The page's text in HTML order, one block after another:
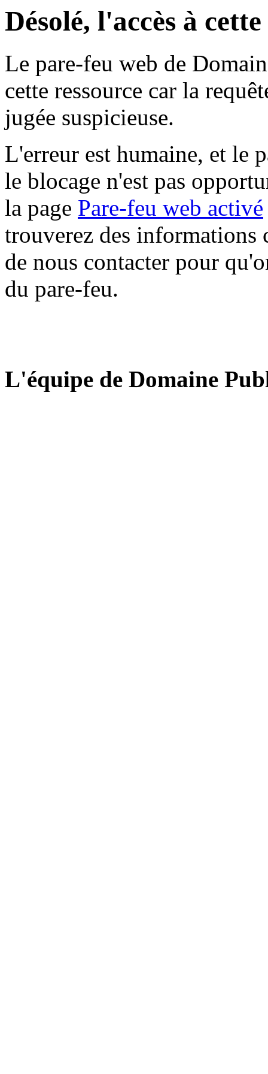
Désolé, l'accès à
Le pare-feu web de
cette ressource car la
jugée suspicieuse.
L'erreur est humaine, et le
le blocage n'est pas
la page Pare-feu web activé
trouverez des informations
de nous contacter pour
du pare-feu.
L'équipe de Domaine